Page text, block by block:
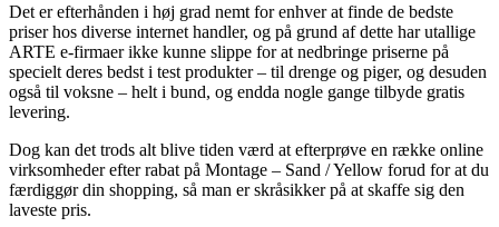
Det er efterhånden i høj grad nemt for enhver at finde de bedste
priser hos diverse internet handler, og på grund af dette har utallige
ARTE e-firmaer ikke kunne slippe for at nedbringe priserne på
specielt deres bedst i test produkter – til drenge og piger, og desuden
også til voksne – helt i bund, og endda nogle gange tilbyde gratis
levering.
Dog kan det trods alt blive tiden værd at efterprøve en række online
virksomheder efter rabat på Montage – Sand / Yellow forud for at du
færdiggør din shopping, så man er skråsikker på at skaffe sig den
laveste pris.